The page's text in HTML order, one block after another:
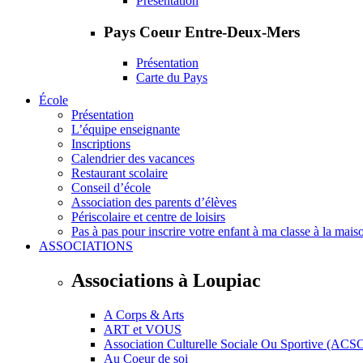
Pays Coeur Entre-Deux-Mers
Présentation
Carte du Pays
École
Présentation
L’équipe enseignante
Inscriptions
Calendrier des vacances
Restaurant scolaire
Conseil d’école
Association des parents d’élèves
Périscolaire et centre de loisirs
Pas à pas pour inscrire votre enfant à ma classe à la
ASSOCIATIONS
Associations à Loupiac
A Corps & Arts
ART et VOUS
Association Culturelle Sociale Ou Sportive
Au Coeur de soi